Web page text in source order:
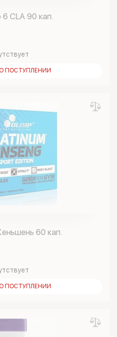
6 CLA 90 кап.
ПОСТУПЛЕНИИ
60 кап.
ПОСТУПЛЕНИИ